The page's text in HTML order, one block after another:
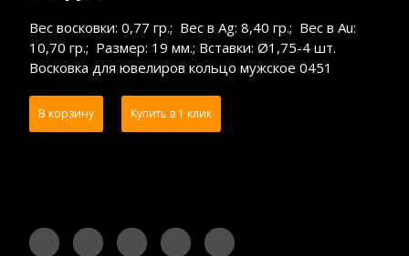
Вес восковки: 0,77 гр.; Вес в Ag: 8,40 гр.; Вес в Au:
10,70 гр.; Размер: 19 мм.; Вставки: Ø1,75-4 шт.
Восковка для ювелиров кольцо мужское 0451
В корзину Купить в 1 клик